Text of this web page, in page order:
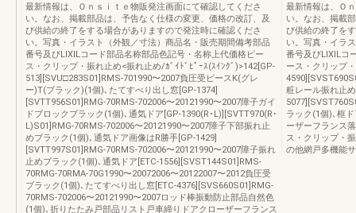
最新情報は、Ｏｎｓｉｔｅ物販発注画面にて確認してくださ
い。なお、掲載部品は、予告なく仕様の変更、価格の改訂、及
び供給の終了をする場合がありますので発注時に確認くださ
い。写真・イラスト（外観／寸法）商品名・販売期間備考部品
番号及びLIXILコード部品名称部品色記号・名称上代価格ピー
ス・クリップ・振れ止め<振れ止め/ｶﾞｲﾄﾞﾋﾟｰｽ(ｽｲﾝｸﾞ)>142[GP-
513][SVU□283S01]RMS-701990〜2007負圧受ピースK(グレ
ー)T(ブラック)(1個)､たてすべり出し窓[GP-1374]
[SVTT956S01]RMG-70RMS-702006〜20121990〜2007障子ガイ
ドブロックブラック(1個)､通気ドア[GP-1390(R･L)][SVTT970(R･
L)S01]RMG-70RMS-702006〜20121990〜2007障子下部振れ止
めブラック(1個)､通気ドア画像はR勝手[GP-1429]
[SVTT997S01]RMG-70RMS-702006〜20121990〜2007障子振れ
止めブラック(1個)､通気ドア[ETC-1556][SVST144S01]RMS-
70RMG-70RMA-70G1990〜20072006〜20122007〜2012負圧受
ブラック(1個)､たてすべり出し窓[ETC-4376][SVS660S01]RMG-
70RMS-702006〜20121990〜2007ロッド棒振動防止部品自然色
(1個)､折りたたみ戸部品リスト戸車締りドアクローザーフランス
最新情報は、Ｏ
い。なお、掲載
び供給の終了を
い。写真・イラ
番号及びLIXILコ
ース・クリップ
粧レール振れ止
ラック(1個)､框
ーザーフランス
ス・クリップ・
の他網戸多機能